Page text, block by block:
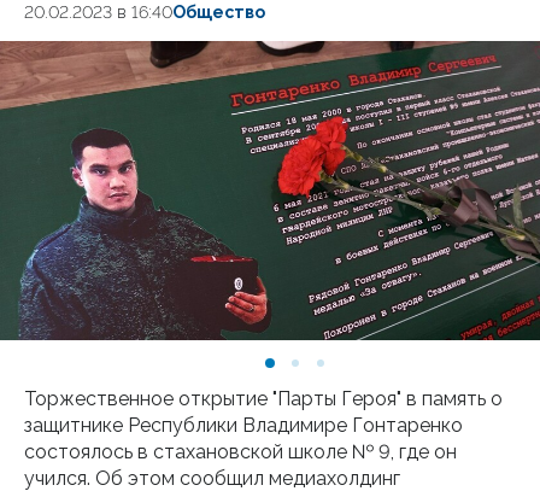
20.02.2023 в 16:40Общество
Торжественное открытие "Парты Героя" в память о
защитнике Республики Владимире Гонтаренко
состоялось в стахановской школе № 9, где он
учился. Об этом сообщил медиахолдинг